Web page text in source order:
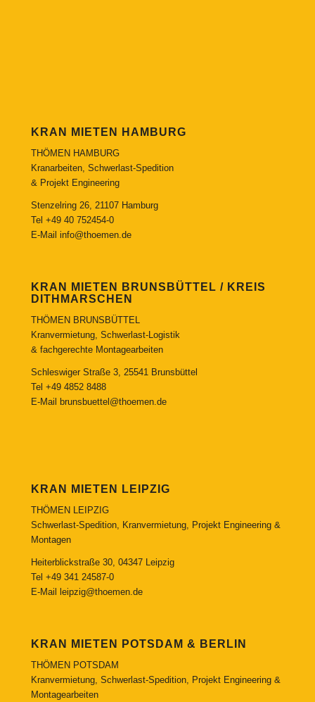
KRAN MIETEN HAMBURG
THÖMEN HAMBURG
Kranarbeiten, Schwerlast-Spedition
& Projekt Engineering
Stenzelring 26, 21107 Hamburg
Tel +49 40 752454-0
E-Mail info@thoemen.de
KRAN MIETEN BRUNSBÜTTEL / KREIS
DITHMARSCHEN
THÖMEN BRUNSBÜTTEL
Kranvermietung, Schwerlast-Logistik
& fachgerechte Montagearbeiten
Schleswiger Straße 3, 25541 Brunsbüttel
Tel +49 4852 8488
E-Mail
brunsbuettel@thoemen.de
KRAN MIETEN LEIPZIG
THÖMEN LEIPZIG
Schwerlast-Spedition, Kranvermietung, Projekt Engineering &
Montagen
Heiterblickstraße 30, 04347 Leipzig
Tel +49 341 24587-0
E-Mail
leipzig@thoemen.de
KRAN MIETEN POTSDAM & BERLIN
THÖMEN POTSDAM
Kranvermietung, Schwerlast-Spedition, Projekt Engineering &
Montagearbeiten